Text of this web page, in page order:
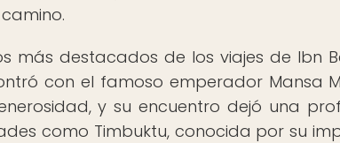
más destacados de los viajes de Ibn
con el famoso emperador Mansa
y su encuentro dejó una
como Timbuktu, conocida por su